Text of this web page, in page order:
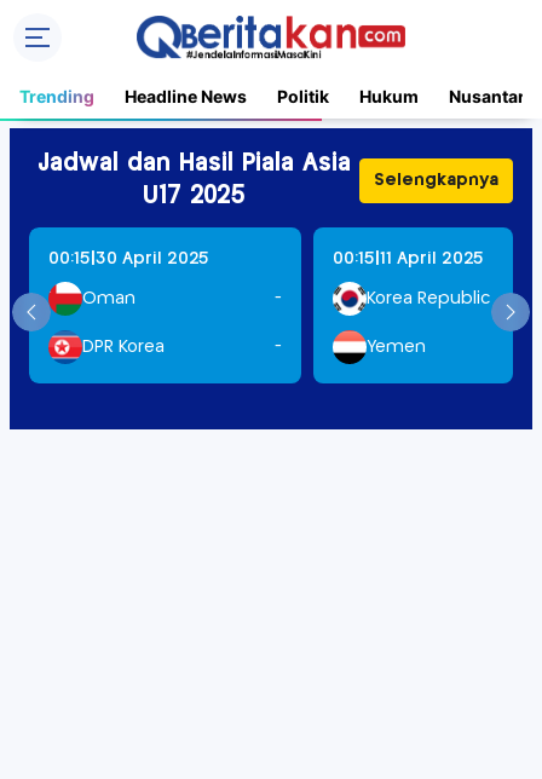
Trending Headline News Politik Hukum Nusantara
Jadwal dan Hasil Piala Asia
U17 2025
Selengkapnya
00:15 30 April 2025
Oman -
DPR Korea -
00:15 11 April 2025
Korea Republic
Yemen